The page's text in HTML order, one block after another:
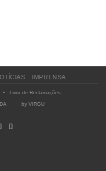
IMPRENSA
• Livro de Reclamações
LDA by VIRGU